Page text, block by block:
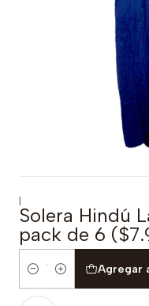
|
Solera Hindú
pack de 6
Cantidad
Agregar